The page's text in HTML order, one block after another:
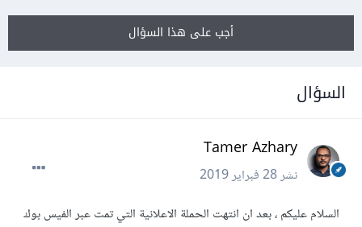
أجب على هذا السؤال
السؤال
Tamer Azhary
نشر28 فبراير 2019
السلام عليكم ، بعد ان انتهت الحملة الاعلانية التي تمت عبر الفيس بوك